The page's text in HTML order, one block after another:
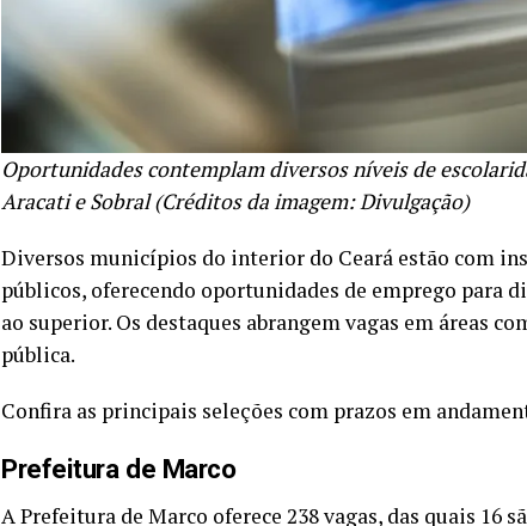
Oportunidades contemplam diversos níveis de
Aracati e Sobral (Créditos da imagem: Divulgação)
Diversos municípios do interior do Ceará estão com
públicos, oferecendo oportunidades de emprego para
ao superior. Os destaques abrangem vagas em áreas
pública.
Confira as principais seleções com prazos em
Prefeitura de Marco
A Prefeitura de Marco oferece 238 vagas, das quais 16